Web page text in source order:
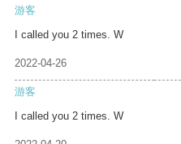
游客
I called you 2 times. W
2022-04-26
游客
I called you 2 times. W